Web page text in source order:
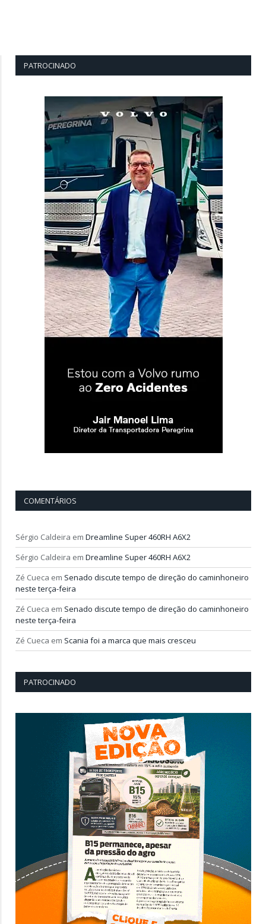
PATROCINADO
COMENTÁRIOS
Sérgio Caldeira em Dreamline Super 460RH A6X2
Sérgio Caldeira em Dreamline Super 460RH A6X2
Zé Cueca em Senado discute tempo de direção do caminhoneiro
neste terça-feira
Zé Cueca em Senado discute tempo de direção do caminhoneiro
neste terça-feira
Zé Cueca em Scania foi a marca que mais cresceu
PATROCINADO